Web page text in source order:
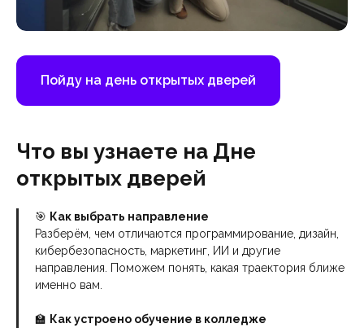
Пойду на день открытых дверей
Что вы узнаете на Дне
открытых дверей
🎯 Как выбрать направление
Разберём, чем отличаются программирование, дизайн,
кибербезопасность, маркетинг, ИИ и другие
направления. Поможем понять, какая траектория ближе
именно вам.
🏫 Как устроено обучение в колледже